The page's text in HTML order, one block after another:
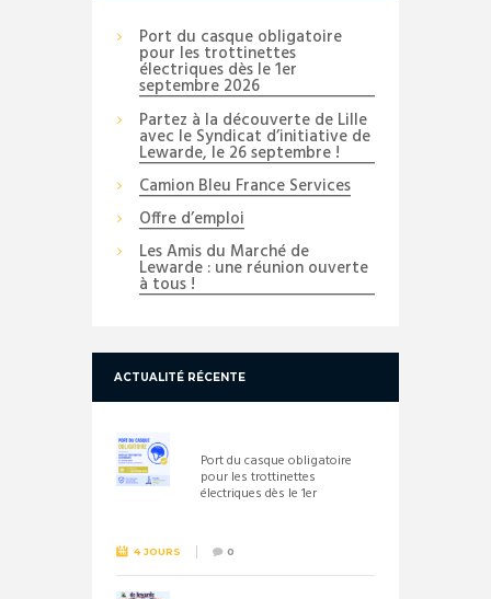
Port du casque obligatoire
pour les trottinettes
électriques dès le 1er
septembre 2026
Partez à la découverte de Lille
avec le Syndicat d’initiative de
Lewarde, le 26 septembre !
Camion Bleu France Services
Offre d’emploi
Les Amis du Marché de
Lewarde : une réunion ouverte
à tous !
ACTUALITÉ RÉCENTE
Port du casque obligatoire
pour les trottinettes
électriques dès le 1er
4 JOURS 0